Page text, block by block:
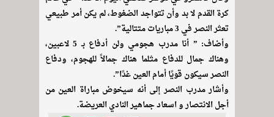
كرة القدم لا بد وأن تتواجد الضغوط، لم يكن أمر طبيعي
تعثر النصر في 3 مباريات متتالية”.
وأضاف: ” أنا مدرب هجومي ولن أدفاع بـ 5 لاعبين،
وهناك جمال للدفاع مثلما هناك جمالاً للهجوم، ودفاع
النصر سيكون قويًا أمام العين غدًا”.
وأشار مدرب النصر إلى أنه سيخوض مباراة العين من
أجل الانتصار و اسعاد جماهير النادي العريضة.